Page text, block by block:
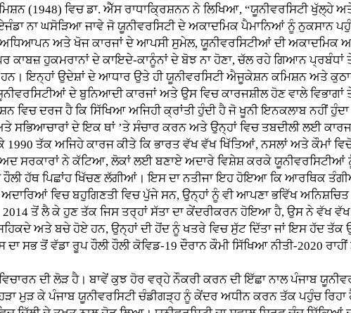
(1948) ਵਿਚ ਡਾ. ਐੱਸ ਰਾਧਾਕ੍ਰਿਸ਼ਨਨ ਨੇ ਲਿਖਿਆ, “ਯੂਨੀਵਰਸਿਟੀ ਖੁੱਲ੍ਹੇ
ਨਾ ਘਸੋੜਿਆ ਜਾਵੇ ਜੋ ਯੂਨੀਵਰਸਿਟੀ ਦੇ ਅਕਾਦਮਿਕ ਪੈਮਾਨਿਆਂ ਨੂੰ ਨੁਕਸਾਨ
ਅਤੇ ਖੋਜ ਕਾਰਜਾਂ ਦੇ ਆਪਸੀ ਸੁਮੇਲ, ਯੂਨੀਵਰਸਿਟੀਆਂ ਦੀ ਅਕਾਦਮਿਕ
ਕਾਬਜ਼ ਹੁਕਮਰਾਨਾਂ ਦੇ ਕਾਇਦੇ-ਕਾਨੂੰਨਾਂ ਦੇ ਬੋਝ ਨਾ ਹੋਣਾ, ਚੱਲ ਰਹੇ ਗਿਆਨ
ਇਨ੍ਹਾਂ ਉਦੇਸ਼ਾਂ ਦੇ ਆਧਾਰ ਉਤੇ ਹੀ ਯੂਨੀਵਰਸਿਟੀ ਐਜੂਕੇਸ਼ਨ ਕਮਿਸ਼ਨ ਅਤੇ
ਦੇ ਬੁਨਿਆਦੀ ਕਾਰਜਾਂ ਅਤੇ ਉਸ ਵਿਚ ਕਾਰਜਸ਼ੀਲ ਹੋਣ ਵਾਲੇ ਵਿਭਾਗਾਂ
ਦਰਜ ਹੈ ਕਿ ਸਿੱਖਿਆ ਅਜਿਹੀ ਕ੍ਰਾਂਤੀ ਹੁੰਦੀ ਹੈ ਜੋ ਖੂਨੀ ਇਨਕਲਾਬ ਨਹੀਂ
ਸਭਿਆਚਾਰਾਂ ਦੇ ਇਕ ਥਾਂ ’ਤੇ ਸੰਚਾਰ ਕਰਨ ਅਤੇ ਉਨ੍ਹਾਂ ਵਿਚ ਤਬਦੀਲੀ ਲਈ
ਤੱਕ ਅਜਿਹੇ ਕਾਰਜ ਕੀਤੇ ਕਿ ਭਾਰਤ ਵੱਖ ਵੱਖ ਖਿੱਤਿਆਂ, ਨਸਲਾਂ ਅਤੇ ਕੌਮਾਂ
ਸਰਕਾਰਾਂ ਨੇ ਕੱਟਿਆ, ਲੋਕਾਂ ਲਈ ਬਣਾਏ ਅਦਾਰੇ ਵਿਸ਼ੇਸ਼ ਕਰਕੇ ਯੂਨੀਵਰਸਿਟੀਆਂ
ਹੌਲੀ ਹੱਥ ਪਿਛਾਂਹ ਖਿੱਚਣ ਲੱਗੀਆਂ। ਇਸ ਦਾ ਨਤੀਜਾ ਇਹ ਹੋਇਆ ਕਿ ਆਰਥਿਕ
ਵਿਚ ਬਹੁਗਿਣਤੀ ਵਿਚ ਪੁੱਜੇ ਸਨ, ਉਨ੍ਹਾਂ ਨੂੰ ਵੀ ਆਪਣਾ ਭਵਿੱਖ
ਤੋਂ ਲੈ ਕੇ ਹੁਣ ਤੱਕ ਜਿਸ ਤਰ੍ਹਾਂ ਸੱਤਾ ਦਾ ਕੇਂਦਰੀਕਰਨ ਹੋਇਆ ਹੈ, ਉਸ ਨੇ ਵੱਖ ਵੱਖ
ਅਤੇ ਬਚੇ ਹੋਏ ਹਨ, ਉਨ੍ਹਾਂ ਦੀ ਹੋਂਦ ਨੂੰ ਖਤਰੇ ਵਿਚ ਸੁੱਟ ਦਿੱਤਾ ਜਾਂ ਇਸ ਹੱਦ
ਸਭ ਤੋਂ ਵੱਡਾ ਰੂਪ ਹੌਲੀ ਹੌਲੀ ਕੋਵਿਡ-19 ਦੌਰਾਨ ਕੌਮੀ ਸਿੱਖਿਆ ਨੀਤੀ-2020
ਦੀ ਲੋੜ ਹੈ। ਬਾਵੇਂ ਕੁਝ ਹੋਰ ਵਰ੍ਹੇ ਨੌਕਰੀ ਕਰਨ ਦੀ ਇੱਛਾ ਨਾਲ ਪੰਜਾਬ
ਮੁੜ ਕੇ ਪੰਜਾਬ ਯੂਨੀਵਰਸਿਟੀ ਚੰਡੀਗੜ੍ਹ ਨੂੰ ਕੇਂਦਰ ਅਧੀਨ ਕਰਨ ਤੱਕ ਪਹੁੰਚ ਰਿਹਾ